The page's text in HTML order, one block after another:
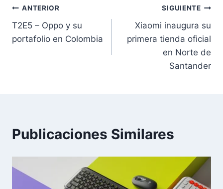
entrada:
Navegación
de
ANTERIOR
T2E5 – Oppo y su
portafolio en Colombia
SIGUIENTE
Xiaomi inaugura su
primera tienda oficial
en Norte de
Santander
Publicaciones Similares